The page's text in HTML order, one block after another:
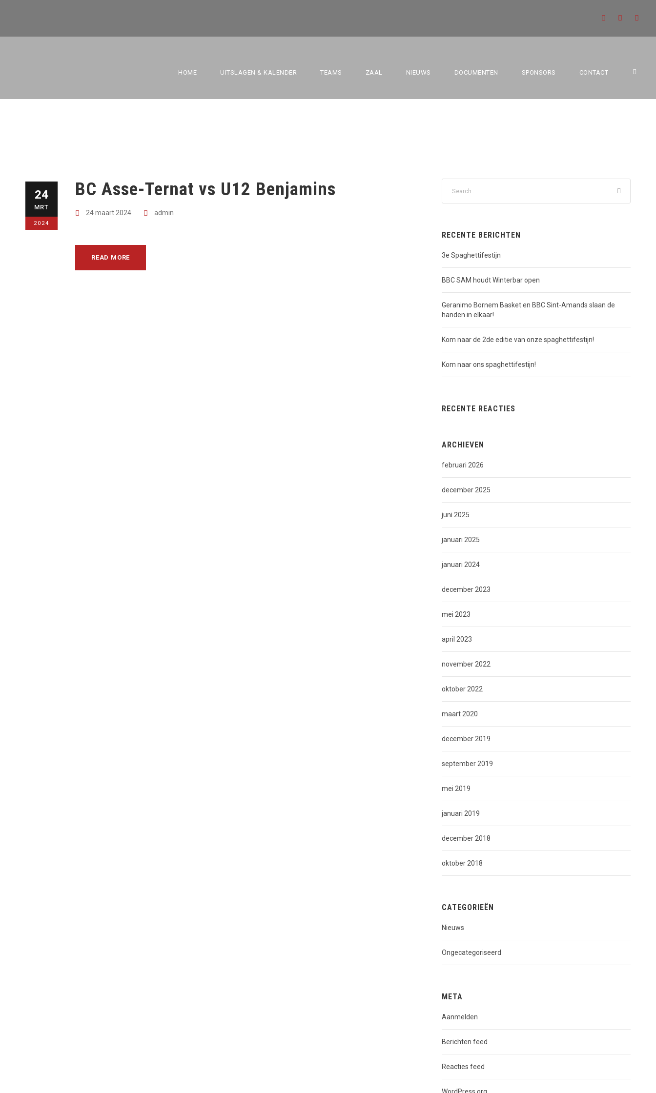
HOME UITSLAGEN & KALENDER TEAMS ZAAL NIEUWS DOCUMENTEN SPONSORS CONTACT
BC ASSE-TERNAT VS U12 BENJAMINS
24
MRT
2024
BC Asse-Ternat vs U12 Benjamins
24 maart 2024 admin
READ MORE
RECENTE BERICHTEN
3e Spaghettifestijn
BBC SAM houdt Winterbar open
Geranimo Bornem Basket en BBC Sint-Amands slaan de
handen in elkaar!
Kom naar de 2de editie van onze spaghettifestijn!
Kom naar ons spaghettifestijn!
RECENTE REACTIES
ARCHIEVEN
februari 2026
december 2025
juni 2025
januari 2025
januari 2024
december 2023
mei 2023
april 2023
november 2022
oktober 2022
maart 2020
december 2019
september 2019
mei 2019
januari 2019
december 2018
oktober 2018
CATEGORIEËN
Nieuws
Ongecategoriseerd
META
Aanmelden
Berichten feed
Reacties feed